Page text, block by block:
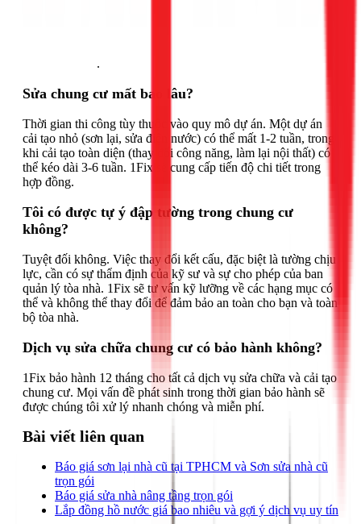
.
Sửa chung cư mất bao lâu?
Thời gian thi công tùy thuộc vào quy mô dự án. Một dự án
cải tạo nhỏ (sơn lại, sửa điện nước) có thể mất 1-2 tuần, trong
khi cải tạo toàn diện (thay đổi công năng, làm lại nội thất) có
thể kéo dài 3-6 tuần. 1Fix sẽ cung cấp tiến độ chi tiết trong
hợp đồng.
Tôi có được tự ý đập tường trong chung cư
không?
Tuyệt đối không. Việc thay đổi kết cấu, đặc biệt là tường chịu
lực, cần có sự thẩm định của kỹ sư và sự cho phép của ban
quản lý tòa nhà. 1Fix sẽ tư vấn kỹ lưỡng về các hạng mục có
thể và không thể thay đổi để đảm bảo an toàn cho bạn và toàn
bộ tòa nhà.
Dịch vụ sửa chữa chung cư có bảo hành không?
1Fix bảo hành 12 tháng cho tất cả dịch vụ sửa chữa và cải tạo
chung cư. Mọi vấn đề phát sinh trong thời gian bảo hành sẽ
được chúng tôi xử lý nhanh chóng và miễn phí.
Bài viết liên quan
Báo giá sơn lại nhà cũ tại TPHCM và Sơn sửa nhà cũ
trọn gói
Báo giá sửa nhà nâng tầng trọn gói
Lắp đồng hồ nước giá bao nhiêu và gợi ý dịch vụ uy tín